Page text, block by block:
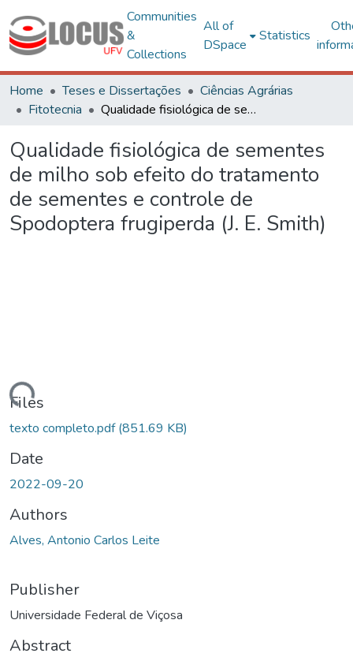
Communities
&
Collections
All of
DSpace
Statistics
Home Teses e Dissertações
Ciências Agrárias
Fitotecnia
Qualidade fisiológica de sementes de milho sob efeito do tratamento de sementes e controle de Spodoptera frugiperda (J. E. Smith)
Qualidade fisiológica de sementes
de milho sob efeito do tratamento
de sementes e controle de
Spodoptera frugiperda (J. E. Smith)
Files
texto completo.pdf(851.69 KB)
Date
2022-09-20
Authors
Alves, Antonio Carlos Leite
Publisher
Universidade Federal de Viçosa
Abstract